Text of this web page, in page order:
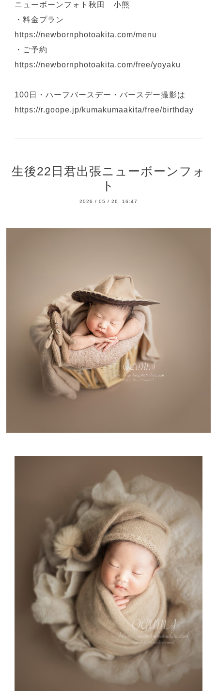
ニューボーンフォト秋田 小熊
・料金プラン
https://newbornphotoakita.com/menu
・ご予約
https://newbornphotoakita.com/free/yoyaku
100日・ハーフバースデー・バースデー撮影は
https://r.goope.jp/kumakumaakita/free/birthday
生後22日君出張ニューボーンフォ
ト
2026 / 05 / 26 16:47